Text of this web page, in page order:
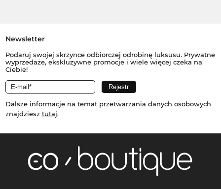
Newsletter
Podaruj swojej skrzynce odbiorczej odrobinę luksusu. Prywatne
wyprzedaże, ekskluzywne promocje i wiele więcej czeka na
Ciebie!
Dalsze informacje na temat przetwarzania danych osobowych
znajdziesz tutaj.